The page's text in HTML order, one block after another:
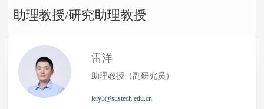
助理教授/研究助理教授
雷洋
助理教授（副研究员）
leiy3@sustech.edu.cn